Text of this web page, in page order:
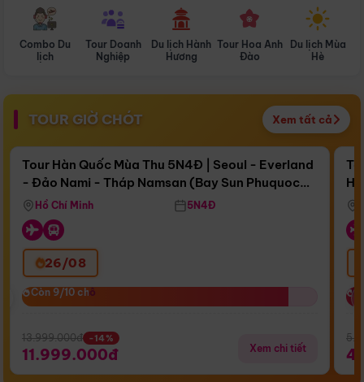
Combo Du
lịch
Tour Doanh
Nghiệp
Du lịch Hành
Hương
Tour Hoa Anh
Đào
Du lịch Mùa
Hè
TOUR GIỜ CHÓT Xem tất cả
Còn17 ngày 14:43:14
Bay Sun Phuquoc Airways
Điểm nổi bật
Tour Hàn Quốc Mùa Thu 5N4Đ | Seoul - Everland
- Đảo Nami - Tháp Namsan (Bay Sun Phuquoc
Airways)
Hồ Chí Minh 5N4Đ
26/08
Còn 9/10 chỗ
Còn 9/10 chỗ
13.999.000đ -14%
11.999.000đ Xem chi tiết